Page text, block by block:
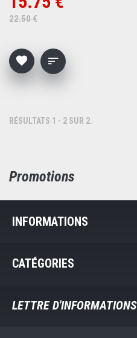
22.50 €
RÉSULTATS 1 - 2 SUR 2.
Promotions
INFORMATIONS
CATÉGORIES
LETTRE D'INFORMATIONS